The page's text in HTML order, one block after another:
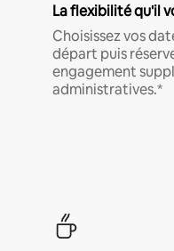
La flexibilité qu'il
Choisissez vos
départ puis
engagement
administratives.*